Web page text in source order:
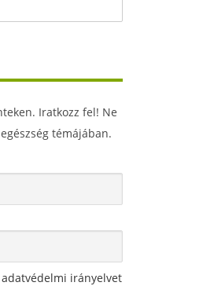
Iratkozz fel! Ne
témájában.
irányelvet